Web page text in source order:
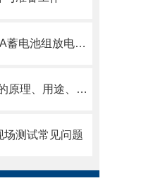
HDGC3980_220V/50A蓄电池组放电测试仪产品介绍
100A回路电阻测试仪的原理、用途、优点以及使用方法讲解
场测试常见问题